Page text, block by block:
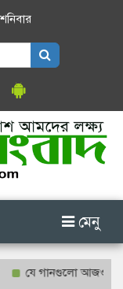
শনিবার
মেনু
গানগুলো আজও ফিরিয়ে